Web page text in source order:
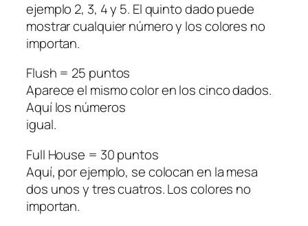
ejemplo 2, 3, 4 y 5. El quinto dado puede
mostrar cualquier número y los colores no
importan.
Flush = 25 puntos
Aparece el mismo color en los cinco dados.
Aquí los números
igual.
Full House = 30 puntos
Aquí, por ejemplo, se colocan en la mesa
dos unos y tres cuatros. Los colores no
importan.